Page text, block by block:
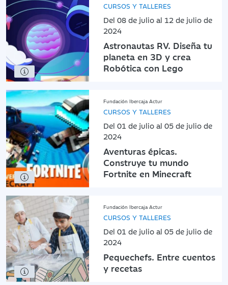
CURSOS Y TALLERES
Del 08 de julio al 12 de julio de
2024
Astronautas RV. Diseña tu
planeta en 3D y crea
Robótica con Lego
Fundación Ibercaja Actur
CURSOS Y TALLERES
Del 01 de julio al 05 de julio de
2024
Aventuras épicas.
Construye tu mundo
Fortnite en Minecraft
Fundación Ibercaja Actur
CURSOS Y TALLERES
Del 01 de julio al 05 de julio de
2024
Pequechefs. Entre cuentos
y recetas